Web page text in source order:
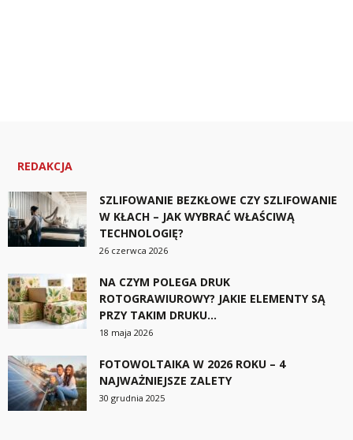
REDAKCJA
SZLIFOWANIE BEZKŁOWE CZY SZLIFOWANIE
W KŁACH – JAK WYBRAĆ WŁAŚCIWĄ
TECHNOLOGIĘ?
26 czerwca 2026
NA CZYM POLEGA DRUK
ROTOGRAWIUROWY? JAKIE ELEMENTY SĄ
PRZY TAKIM DRUKU...
18 maja 2026
FOTOWOLTAIKA W 2026 ROKU – 4
NAJWAŻNIEJSZE ZALETY
30 grudnia 2025